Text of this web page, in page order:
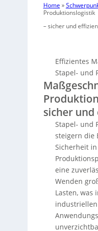
Home »
Produktionslogistik
– sicher und
Effizientes
Stapel- und
sicher
Stapel- und
steigern die
Sicherheit in
eine
Wenden
Lasten, was
industriellen